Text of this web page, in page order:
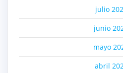
julio
junio
mayo
abril